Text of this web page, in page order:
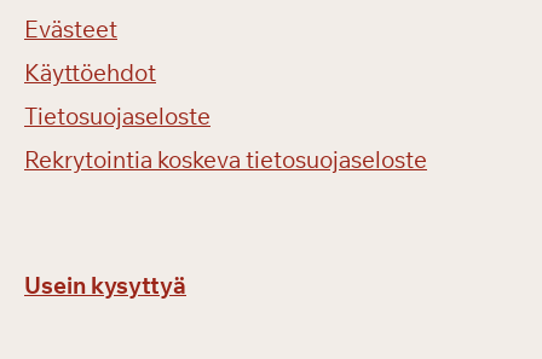
Evästeet
Käyttöehdot
Tietosuojaseloste
Rekrytointia koskeva tietosuojaseloste
Usein kysyttyä